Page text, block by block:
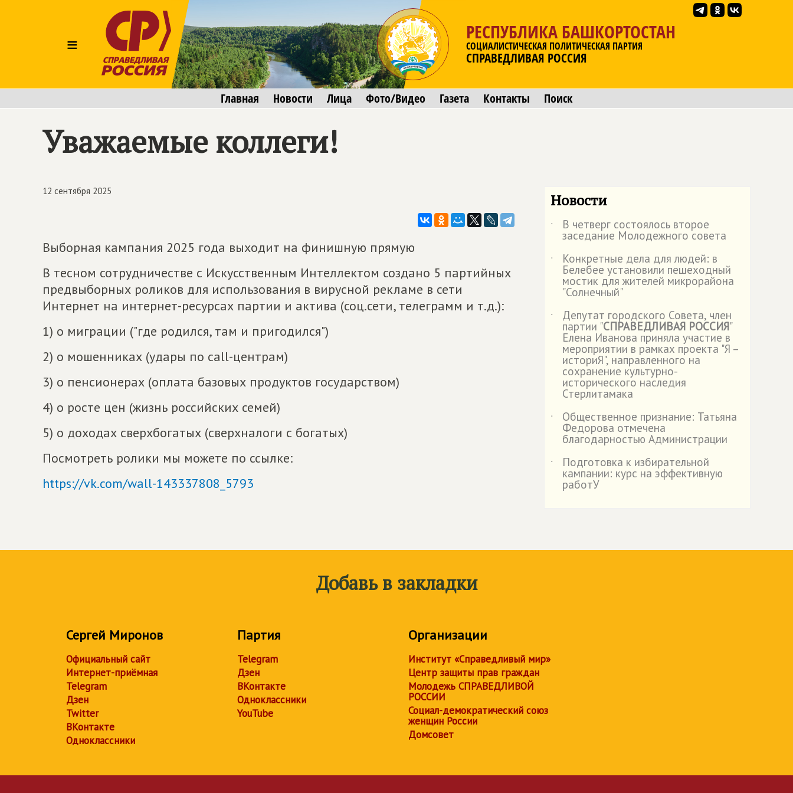
≡
РЕСПУБЛИКА БАШКОРТОСТАН
СОЦИАЛИСТИЧЕСКАЯ ПОЛИТИЧЕСКАЯ ПАРТИЯ
СПРАВЕДЛИВАЯ РОССИЯ
Главная Новости Лица Фото/Видео Газета Контакты Поиск
Уважаемые коллеги!
12 сентября 2025
Выборная кампания 2025 года выходит на финишную прямую
В тесном сотрудничестве с Искусственным Интеллектом создано 5 партийных
предвыборных роликов для использования в вирусной рекламе в сети
Интернет на интернет-ресурсах партии и актива (соц.сети, телеграмм и т.д.):
1) о миграции ("где родился, там и пригодился")
2) о мошенниках (удары по call-центрам)
3) о пенсионерах (оплата базовых продуктов государством)
4) о росте цен (жизнь российских семей)
5) о доходах сверхбогатых (сверхналоги с богатых)
Посмотреть ролики мы можете по ссылке:
https://vk.com/wall-143337808_5793
Новости
˙ В четверг состоялось второе
заседание Молодежного совета
˙
Конкретные дела для людей: в
Белебее установили пешеходный
мостик для жителей микрорайона
"Солнечный"
˙
Депутат городского Совета, член
партии "СПРАВЕДЛИВАЯ РОССИЯ"
Елена Иванова приняла участие в
мероприятии в рамках проекта "Я –
историЯ", направленного на
сохранение культурно-
исторического наследия
Стерлитамака
˙
Общественное признание: Татьяна
Федорова отмечена
благодарностью Администрации
˙
Подготовка к избирательной
кампании: курс на эффективную
работУ
Добавь в закладки
Сергей Миронов
Официальный сайт
Интернет-приёмная
Telegram
Дзен
Twitter
ВКонтакте
Одноклассники
Партия
Telegram
Дзен
ВКонтакте
Одноклассники
YouTube
Организации
Институт «Справедливый мир»
Центр защиты прав граждан
Молодежь СПРАВЕДЛИВОЙ
РОССИИ
Социал-демократический союз
женщин России
Домсовет